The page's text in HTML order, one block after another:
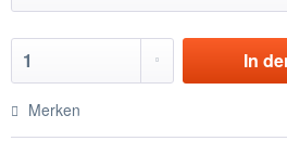
In
Merken